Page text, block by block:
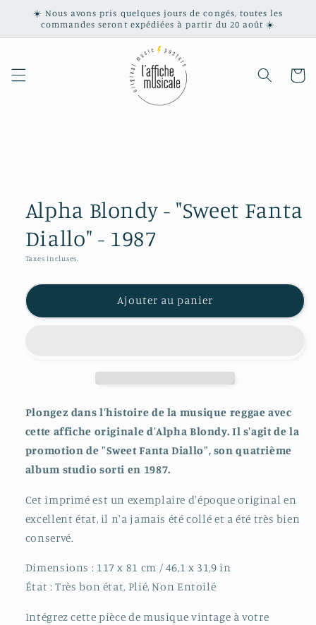
passer
contenu
☀️ Nous avons pris quelques jours de congés, toutes les
commandes seront expédiées à partir du 20 août ☀️
Panier
Alpha Blondy - "Sweet Fanta
Diallo" - 1987
Taxes incluses.
Ajouter au panier
Plongez dans l'histoire de la musique reggae avec
cette affiche originale d'Alpha Blondy. Il s'agit de la
promotion de "Sweet Fanta Diallo", son quatrième
album studio sorti en 1987.
Cet imprimé est un exemplaire d'époque original en
excellent état, il n'a jamais été collé et a été très bien
conservé.
Dimensions : 117 x 81 cm / 46,1 x 31,9 in
État : Très bon état, Plié, Non Entoilé
Intégrez cette pièce de musique vintage à votre